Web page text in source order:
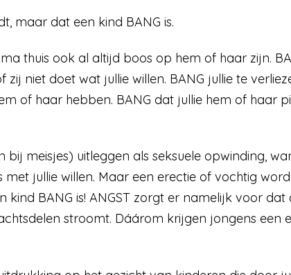
maar dat een kind BANG is.
thuis ook al altijd boos op hem of haar zijn.
niet doet wat jullie willen. BANG jullie te
of haar hebben. BANG dat jullie hem of haar
meisjes) uitleggen als seksuele opwinding,
jullie willen. Maar een erectie of vochtig
BANG is! ANGST zorgt er namelijk voor
stroomt. Dáárom krijgen jongens een